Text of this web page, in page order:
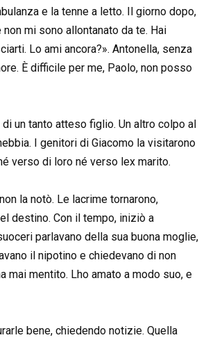
e la tenne a letto. Il giorno dopo,
mi sono allontanato da te. Hai
Lo ami ancora?». Antonella, senza
È difficile per me, Paolo, non posso
un tanto atteso figlio. Un altro colpo al
I genitori di Giacomo la visitarono
verso di loro né verso lex marito.
la notò. Le lacrime tornarono,
destino. Con il tempo, iniziò a
parlavano della sua buona moglie,
il nipotino e chiedevano di non
mai mentito. Lho amato a modo suo, e
bene, chiedendo notizie. Quella